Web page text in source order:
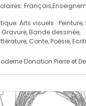
Arts visuels : Peinture,
Bande dessinée,
Conte, Poésie,
Donation Pierre et